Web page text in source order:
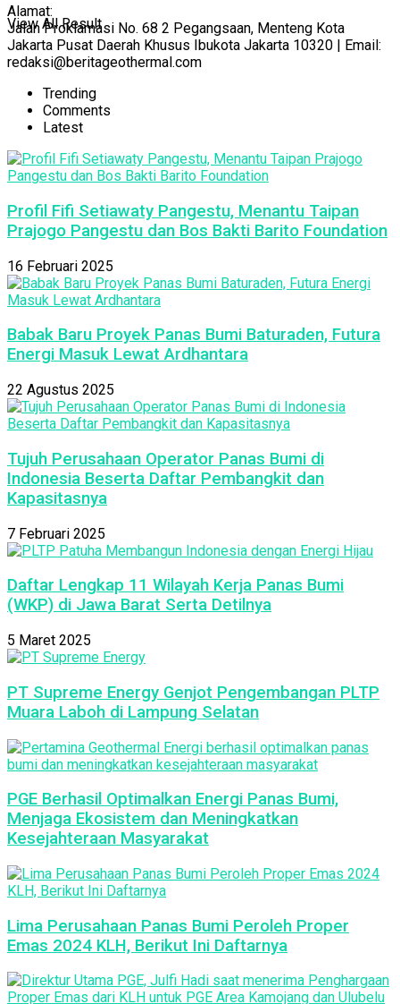
View All Result
Alamat:
Jalan Proklamasi No. 68 2 Pegangsaan, Menteng Kota
Jakarta Pusat Daerah Khusus Ibukota Jakarta 10320 | Email:
redaksi@beritageothermal.com
Trending
Comments
Latest
Profil Fifi Setiawaty Pangestu, Menantu Taipan
Prajogo Pangestu dan Bos Bakti Barito Foundation
16 Februari 2025
Babak Baru Proyek Panas Bumi Baturaden, Futura
Energi Masuk Lewat Ardhantara
22 Agustus 2025
Tujuh Perusahaan Operator Panas Bumi di
Indonesia Beserta Daftar Pembangkit dan
Kapasitasnya
7 Februari 2025
Daftar Lengkap 11 Wilayah Kerja Panas Bumi
(WKP) di Jawa Barat Serta Detilnya
5 Maret 2025
PT Supreme Energy Genjot Pengembangan PLTP
Muara Laboh di Lampung Selatan
PGE Berhasil Optimalkan Energi Panas Bumi,
Menjaga Ekosistem dan Meningkatkan
Kesejahteraan Masyarakat
Lima Perusahaan Panas Bumi Peroleh Proper
Emas 2024 KLH, Berikut Ini Daftarnya